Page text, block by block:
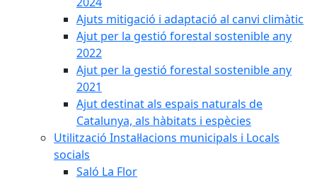
Ajuts mitigació i adaptació al canvi climàtic
Ajut per la gestió forestal sostenible any
2022
Ajut per la gestió forestal sostenible any
2021
Ajut destinat als espais naturals de
Catalunya, als hàbitats i espècies
Utilització Instal·lacions municipals i Locals
socials
Saló La Flor